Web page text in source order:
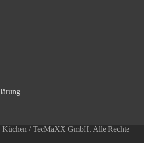
/ TecMaXX GmbH. Alle Rechte